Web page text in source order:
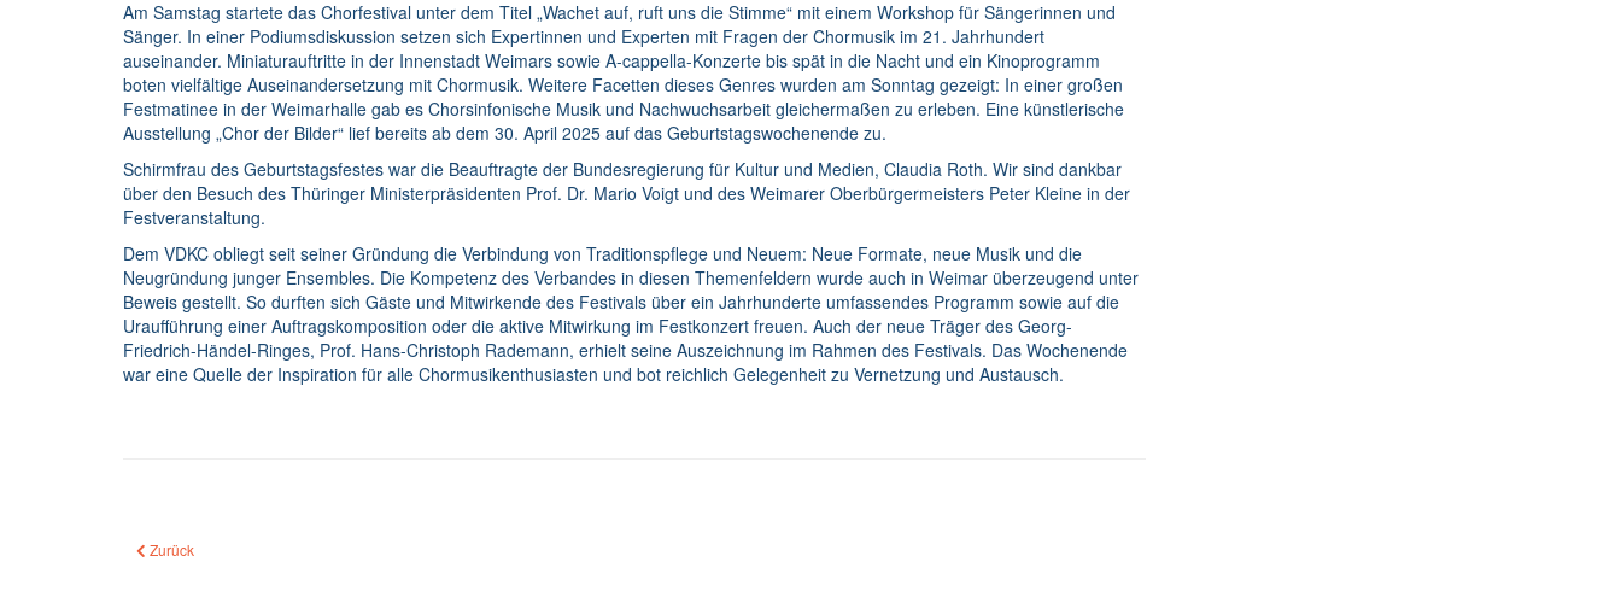
Am Samstag startete das Chorfestival unter dem Titel „Wachet auf, ruft uns die Stimme“ mit einem Workshop für Sängerinnen und
Sänger. In einer Podiumsdiskussion setzen sich Expertinnen und Experten mit Fragen der Chormusik im 21. Jahrhundert
auseinander. Miniaturauftritte in der Innenstadt Weimars sowie A-cappella-Konzerte bis spät in die Nacht und ein Kinoprogramm
boten vielfältige Auseinandersetzung mit Chormusik. Weitere Facetten dieses Genres wurden am Sonntag gezeigt: In einer großen
Festmatinee in der Weimarhalle gab es Chorsinfonische Musik und Nachwuchsarbeit gleichermaßen zu erleben. Eine künstlerische
Ausstellung „Chor der Bilder“ lief bereits ab dem 30. April 2025 auf das Geburtstagswochenende zu.
Schirmfrau des Geburtstagsfestes war die Beauftragte der Bundesregierung für Kultur und Medien, Claudia Roth. Wir sind dankbar
über den Besuch des Thüringer Ministerpräsidenten Prof. Dr. Mario Voigt und des Weimarer Oberbürgermeisters Peter Kleine in der
Festveranstaltung.
Dem VDKC obliegt seit seiner Gründung die Verbindung von Traditionspflege und Neuem: Neue Formate, neue Musik und die
Neugründung junger Ensembles. Die Kompetenz des Verbandes in diesen Themenfeldern wurde auch in Weimar überzeugend unter
Beweis gestellt. So durften sich Gäste und Mitwirkende des Festivals über ein Jahrhunderte umfassendes Programm sowie auf die
Uraufführung einer Auftragskomposition oder die aktive Mitwirkung im Festkonzert freuen. Auch der neue Träger des Georg-
Friedrich-Händel-Ringes, Prof. Hans-Christoph Rademann, erhielt seine Auszeichnung im Rahmen des Festivals. Das Wochenende
war eine Quelle der Inspiration für alle Chormusikenthusiasten und bot reichlich Gelegenheit zu Vernetzung und Austausch.
Vorheriger Beitrag: Wir danken...
Zurück